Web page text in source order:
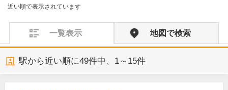
近い順で表示されています
一覧表示 地図で検索
駅から近い順に49件中、 1～15件